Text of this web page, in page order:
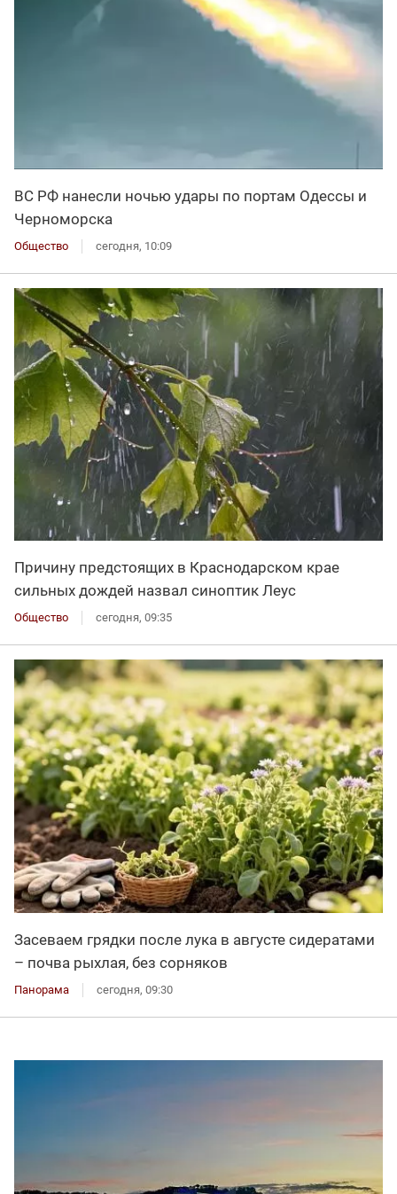
ВС РФ нанесли ночью удары по портам Одессы и
Черноморска
Общество сегодня, 10:09
Причину предстоящих в Краснодарском крае
сильных дождей назвал синоптик Леус
Общество сегодня, 09:35
Засеваем грядки после лука в августе сидератами
– почва рыхлая, без сорняков
Панорама сегодня, 09:30